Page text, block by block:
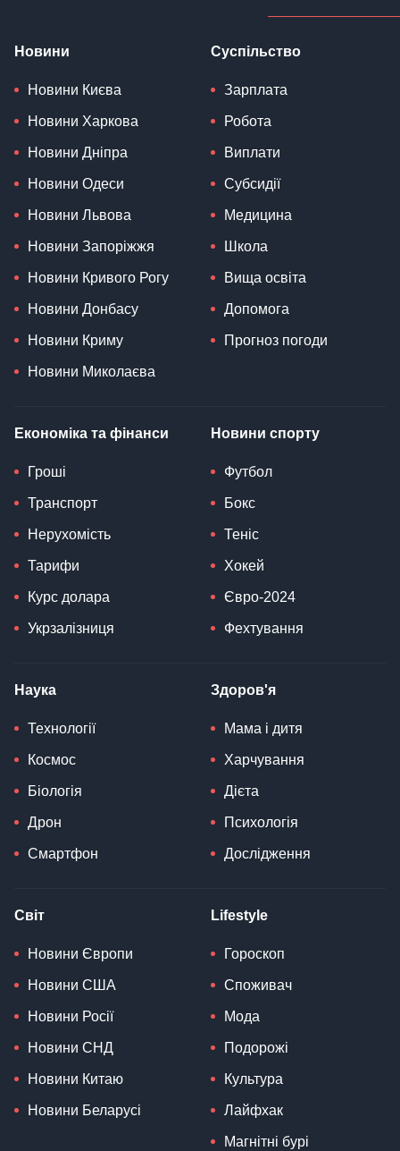
Новини
Новини Києва
Новини Харкова
Новини Дніпра
Новини Одеси
Новини Львова
Новини Запоріжжя
Новини Кривого Рогу
Новини Донбасу
Новини Криму
Новини Миколаєва
Суспільство
Зарплата
Робота
Виплати
Субсидії
Медицина
Школа
Вища освіта
Допомога
Прогноз погоди
Економіка та фінанси
Гроші
Транспорт
Нерухомість
Тарифи
Курс долара
Укрзалізниця
Новини спорту
Футбол
Бокс
Теніс
Хокей
Євро-2024
Фехтування
Наука
Технології
Космос
Біологія
Дрон
Смартфон
Здоров'я
Мама і дитя
Харчування
Дієта
Психологія
Дослідження
Світ
Новини Європи
Новини США
Новини Росії
Новини СНД
Новини Китаю
Новини Беларусі
Lifestyle
Гороскоп
Споживач
Мода
Подорожі
Культура
Лайфхак
Магнітні бурі